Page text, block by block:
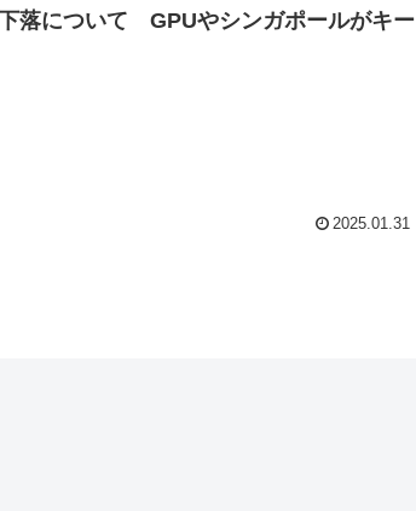
落について GPUやシンガポールがキー
2025.01.31